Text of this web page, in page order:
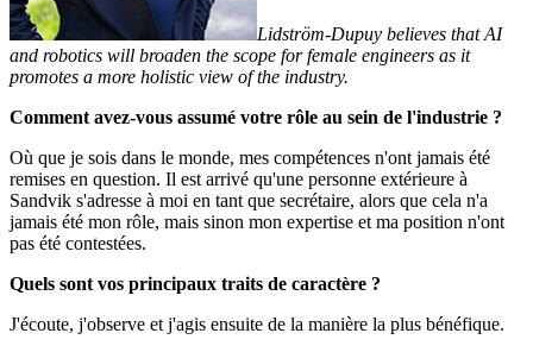
Lidström-Dupuy believes that AI
and robotics will broaden the scope for female engineers as it
promotes a more holistic view of the industry.
Comment avez-vous assumé votre rôle au sein de l'industrie ?
Où que je sois dans le monde, mes compétences n'ont jamais été
remises en question. Il est arrivé qu'une personne extérieure à
Sandvik s'adresse à moi en tant que secrétaire, alors que cela n'a
jamais été mon rôle, mais sinon mon expertise et ma position n'ont
pas été contestées.
Quels sont vos principaux traits de caractère ?
J'écoute, j'observe et j'agis ensuite de la manière la plus bénéfique.